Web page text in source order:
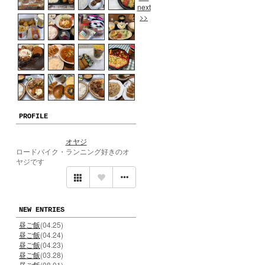
next
>>
PROFILE
オヤジ
ロードバイク・ランニング好きのオ
ヤジです
NEW ENTRIES
昼ご飯(04.25)
昼ご飯(04.24)
昼ご飯(04.23)
昼ご飯(03.28)